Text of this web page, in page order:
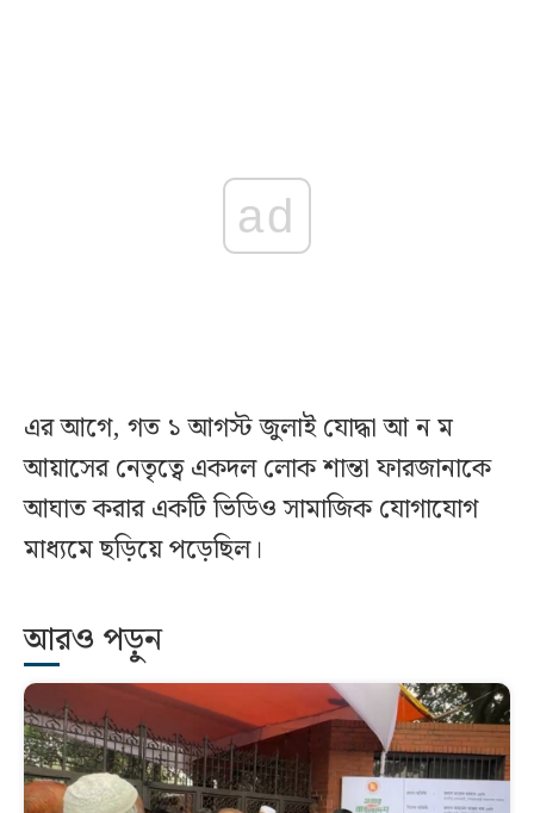
ad
এর আগে, গত ১ আগস্ট জুলাই যোদ্ধা আ ন ম
আয়াসের নেতৃত্বে একদল লোক শান্তা ফারজানাকে
আঘাত করার একটি ভিডিও সামাজিক যোগাযোগ
মাধ্যমে ছড়িয়ে পড়েছিল।
আরও পড়ুন